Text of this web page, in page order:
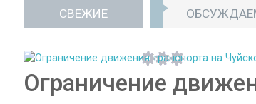
СВЕЖИЕ
Ограничение